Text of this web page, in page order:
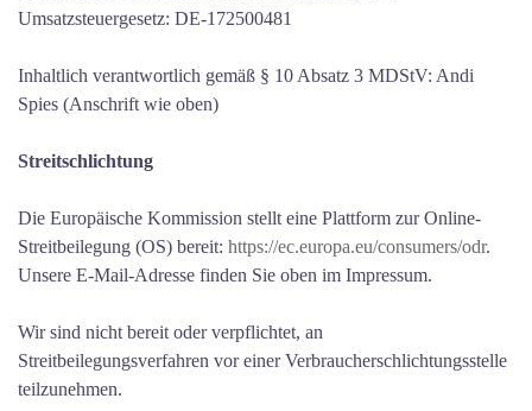
Umsatzsteuergesetz: DE-172500481
Inhaltlich verantwortlich gemäß § 10 Absatz 3 MDStV: Andi
Spies (Anschrift wie oben)
Streitschlichtung
Die Europäische Kommission stellt eine Plattform zur Online-
Streitbeilegung (OS) bereit: https://ec.europa.eu/consumers/odr.
Unsere E-Mail-Adresse finden Sie oben im Impressum.
Wir sind nicht bereit oder verpflichtet, an
Streitbeilegungsverfahren vor einer Verbraucherschlichtungsstelle
teilzunehmen.